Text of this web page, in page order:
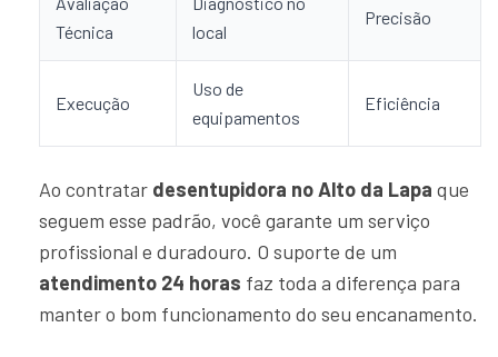
Técnica
local
Precisão
Execução
Uso de
equipamentos
Eficiência
Ao contratar desentupidora no Alto da Lapa que
seguem esse padrão, você garante um serviço
profissional e duradouro. O suporte de um
atendimento 24 horas faz toda a diferença para
manter o bom funcionamento do seu encanamento.